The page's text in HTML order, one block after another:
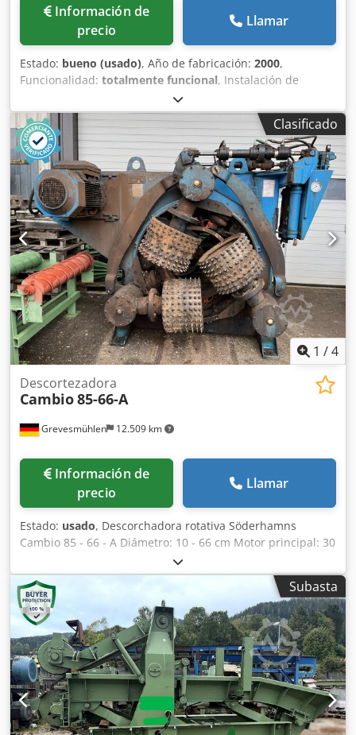
Información de
precio
Llamar
Estado: bueno (usado), Año de fabricación: 2000,
Funcionalidad: totalmente funcional, Instalación de
descortezado Cambio 500 compuesta por: Cedswxdimepfx
Alwjrf Centraje de entrada. Cambio 500: Apertura del rotor
495 mm. Diámetro mínimo del tronco 90 mm. Motor
principal 55 kW. Motor de avance 11 kW. 80 m/min. Rotor e
rodillos de avance hidráulicos. Unidad de control de
salida. Tolva basculante para madera larga. Repuestos.
Clasificado
1 /4
Grevesmühlen 12.509 km
Descortezadora
Cambio85-66-A
Información de
precio
Llamar
Estado: usado, Descorchadora rotativa Söderhamns
Cambio 85 - 66 - A Diámetro: 10 - 66 cm Motor principal: 30
Subasta